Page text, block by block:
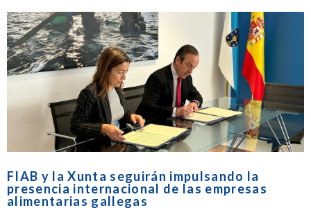
FIAB y la Xunta seguirán impulsando la
presencia internacional de las empresas
alimentarias gallegas